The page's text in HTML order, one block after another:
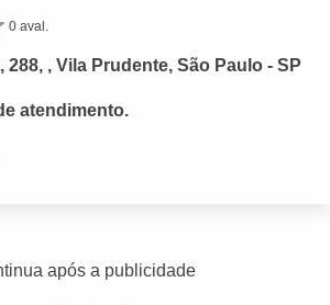
0 aval.
288, , Vila Prudente, São Paulo - SP
atendimento.
após a publicidade